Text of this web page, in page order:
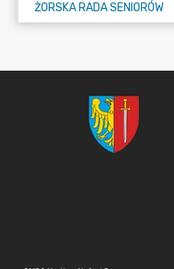
ŻORSKA RADA SENIORÓW